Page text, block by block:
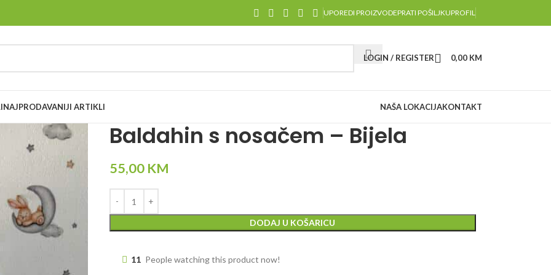
UPOREDI PROIZVODEPRATI POŠILJKUPROFIL
LOGIN / REGISTER 0,00 KM
NAJPRODAVANIJI ARTIKLI NAŠA LOKACIJAKONTAKT
Baldahin s nosačem – Bijela
55,00 KM
DODAJ U KOŠARICU
11 People watching this product now!